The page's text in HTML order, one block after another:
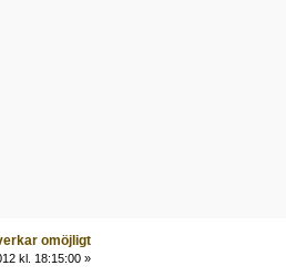
omöjligt
kl. 18:15:00 »